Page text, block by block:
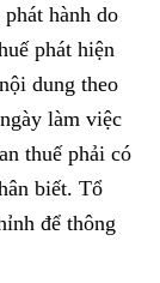
hành do
phát hiện
dung theo
làm việc
thuế phải có
biết. Tổ
để thông